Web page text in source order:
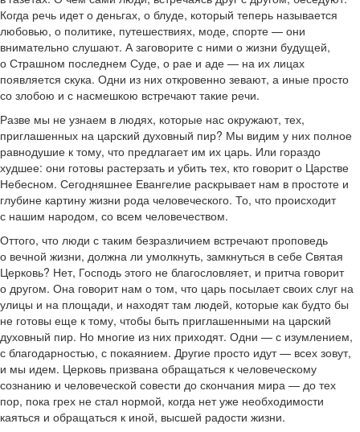
Когда речь идет о деньгах, о блуде, который теперь называется
любовью, о политике, путешествиях, моде, спорте — они
внимательно слушают. А заговорите с ними о жизни будущей,
о Страшном последнем Суде, о рае и аде — на их лицах
появляется скука. Одни из них откровенно зевают, а иные просто
со злобою и с насмешкою встречают такие речи.
Разве мы не узнаем в людях, которые нас окружают, тех,
приглашенных на царский духовный пир? Мы видим у них полное
равнодушие к тому, что предлагает им их царь. Или гораздо
худшее: они готовы растерзать и убить тех, кто говорит о Царстве
Небесном. Сегодняшнее Евангелие раскрывает нам в простоте и
глубине картину жизни рода человеческого. То, что происходит
с нашим народом, со всем человечеством.
Оттого, что люди с таким безразличием встречают проповедь
о вечной жизни, должна ли умолкнуть, замкнуться в себе Святая
Церковь? Нет, Господь этого не благословляет, и притча говорит
о другом. Она говорит нам о том, что царь посылает своих слуг на
улицы и на площади, и находят там людей, которые как будто бы
не готовы еще к тому, чтобы быть приглашенными на царский
духовный пир. Но многие из них приходят. Одни — с изумлением,
с благодарностью, с покаянием. Другие просто идут — всех зовут,
и мы идем. Церковь призвана обращаться к человеческому
сознанию и человеческой совести до скончания мира — до тех
пор, пока грех не стал нормой, когда нет уже необходимости
каяться и обращаться к иной, высшей радости жизни.